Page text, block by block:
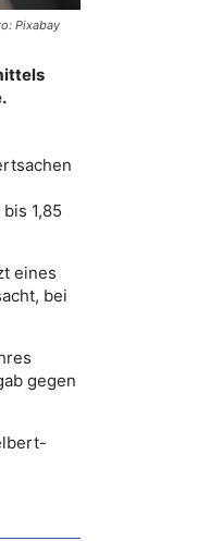
Pixabay
1,85
eines
bei
gegen